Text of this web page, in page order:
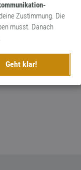
Zustimmung. Die
musst. Danach
Geht klar!
0